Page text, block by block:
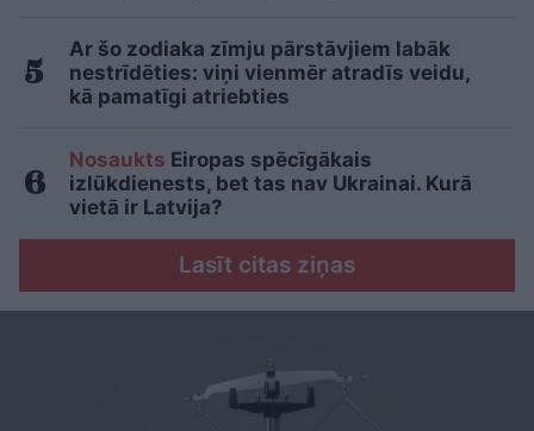
Ar šo zodiaka zīmju pārstāvjiem labāk
nestrīdēties: viņi vienmēr atradīs veidu,
kā pamatīgi atriebties
Nosaukts Eiropas spēcīgākais
izlūkdienests, bet tas nav Ukrainai. Kurā
vietā ir Latvija?
Lasīt citas ziņas